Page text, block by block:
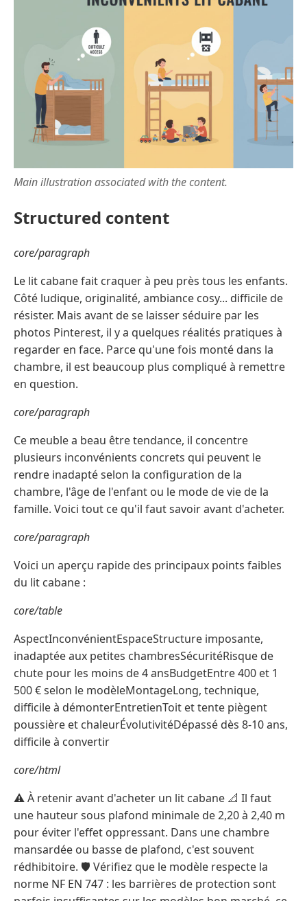
Main illustration associated with the content.
Structured content
core/paragraph
Le lit cabane fait craquer à peu près tous les enfants.
Côté ludique, originalité, ambiance cosy... difficile de
résister. Mais avant de se laisser séduire par les
photos Pinterest, il y a quelques réalités pratiques à
regarder en face. Parce qu'une fois monté dans la
chambre, il est beaucoup plus compliqué à remettre
en question.
core/paragraph
Ce meuble a beau être tendance, il concentre
plusieurs inconvénients concrets qui peuvent le
rendre inadapté selon la configuration de la
chambre, l'âge de l'enfant ou le mode de vie de la
famille. Voici tout ce qu'il faut savoir avant d'acheter.
core/paragraph
Voici un aperçu rapide des principaux points faibles
du lit cabane :
core/table
AspectInconvénientEspaceStructure imposante,
inadaptée aux petites chambresSécuritéRisque de
chute pour les moins de 4 ansBudgetEntre 400 et 1
500 € selon le modèleMontageLong, technique,
difficile à démonterEntretienToit et tente piègent
poussière et chaleurÉvolutivitéDépassé dès 8-10 ans,
difficile à convertir
core/html
⚠️ À retenir avant d'acheter un lit cabane 📐 Il faut
une hauteur sous plafond minimale de 2,20 à 2,40 m
pour éviter l'effet oppressant. Dans une chambre
mansardée ou basse de plafond, c'est souvent
rédhibitoire. 🛡️ Vérifiez que le modèle respecte la
norme NF EN 747 : les barrières de protection sont